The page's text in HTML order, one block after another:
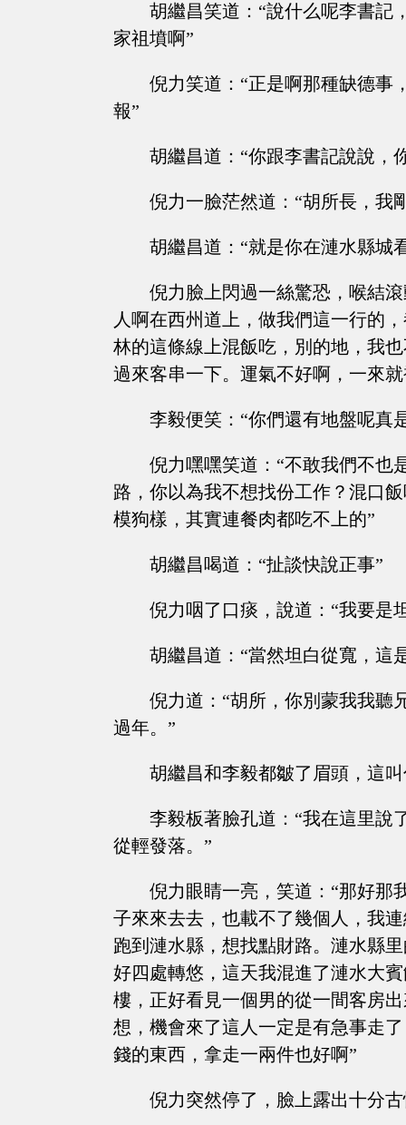
胡繼昌笑道：“說什么呢李書記
家祖墳啊”
倪力笑道：“正是啊那種缺德事
報”
胡繼昌道：“你跟李書記說說，
倪力一臉茫然道：“胡所長，我
胡繼昌道：“就是你在漣水縣城
倪力臉上閃過一絲驚恐，喉結
人啊在西州道上，做我們這一行的
林的這條線上混飯吃，別的地，我
過來客串一下。運氣不好啊，一來
李毅便笑：“你們還有地盤呢真
倪力嘿嘿笑道：“不敢我們不也
路，你以為我不想找份工作？混口
模狗樣，其實連餐肉都吃不上的”
胡繼昌喝道：“扯談快說正事”
倪力咽了口痰，說道：“我要是
胡繼昌道：“當然坦白從寬，這
倪力道：“胡所，你別蒙我我聽
過年。”
胡繼昌和李毅都皺了眉頭，這
李毅板著臉孔道：“我在這里說
從輕發落。”
倪力眼睛一亮，笑道：“那好那
子來來去去，也載不了幾個人，我
跑到漣水縣，想找點財路。漣水縣
好四處轉悠，這天我混進了漣水大
樓，正好看見一個男的從一間客房
想，機會來了這人一定是有急事走
錢的東西，拿走一兩件也好啊”
倪力突然停了，臉上露出十分